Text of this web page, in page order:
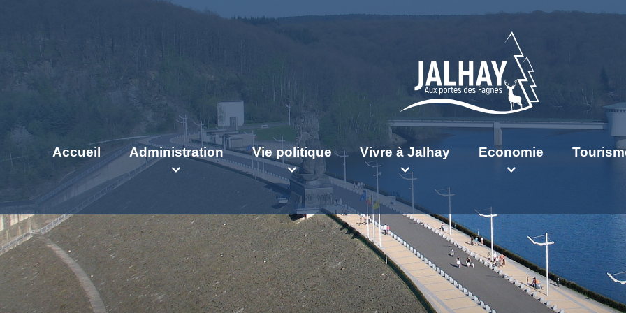
Accueil Administration Vie politique Vivre à Jalhay Economie